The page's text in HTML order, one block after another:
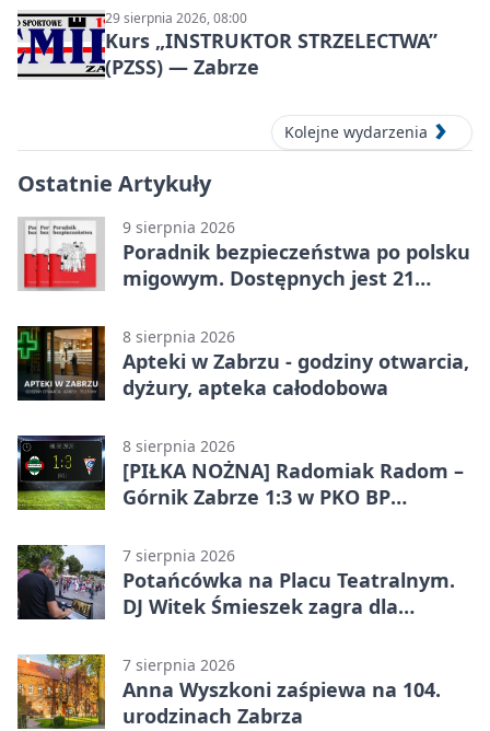
29 sierpnia 2026, 08:00
Kurs „INSTRUKTOR STRZELECTWA”
(PZSS) — Zabrze
Kolejne wydarzenia
Ostatnie Artykuły
9 sierpnia 2026
Poradnik bezpieczeństwa po polsku
migowym. Dostępnych jest 21
8 sierpnia 2026
Apteki w Zabrzu - godziny otwarcia,
dyżury, apteka całodobowa
8 sierpnia 2026
[PIŁKA NOŻNA] Radomiak Radom –
Górnik Zabrze 1:3 w PKO BP
Federico dał zabrzanom zwycięstwo
7 sierpnia 2026
Potańcówka na Placu Teatralnym.
DJ Witek Śmieszek zagra dla
7 sierpnia 2026
Anna Wyszkoni zaśpiewa na 104.
urodzinach Zabrza